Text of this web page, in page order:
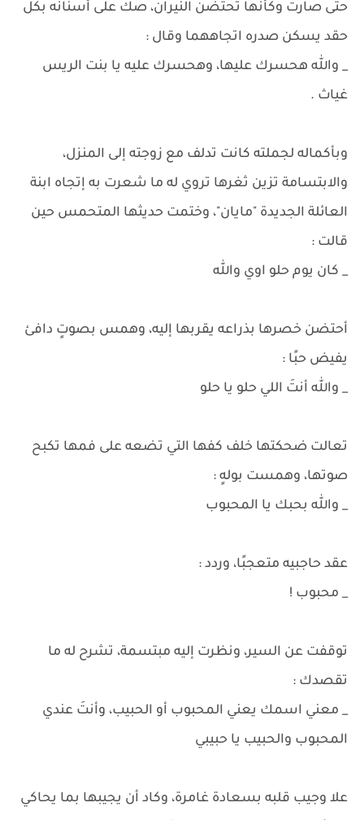
حتى صارت وكأنها تحتضن النيران، صك على أسنانه بكل
حقد يسكن صدره اتجاههما وقال :
_ والله هحسرك عليها، وهحسرك عليه يا بنت الريس
غياث .
وبأكماله لجملته كانت تدلف مع زوجته إلى المنزل،
والابتسامة تزين ثغرها تروي له ما شعرت به إتجاه ابنة
العائلة الجديدة "مايان"، وختمت حديثها المتحمس حين
قالت :
_ كان يوم حلو اوي والله
أحتضن خصرها بذراعه يقربها إليه، وهمس بصوتٍ دافئ
يفيض حبًا :
_ والله أنتَ اللي حلو يا حلو
تعالت ضحكتها خلف كفها التي تضعه على فمها تكبح
صوتها، وهمست بولهٍ :
_ والله بحبك يا المحبوب
عقد حاجبيه متعجبًا، وردد :
_ محبوب !
توقفت عن السير، ونظرت إليه مبتسمة، تشرح له ما
تقصدك :
_ معني اسمك يعني المحبوب أو الحبيب، وأنتَ عندي
المحبوب والحبيب يا حبيبي
علا وجيب قلبه بسعادة غامرة، وكاد أن يجيبها بما يحاكي